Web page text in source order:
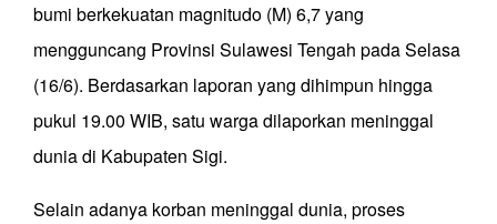
bumi berkekuatan magnitudo (M) 6,7 yang
mengguncang Provinsi Sulawesi Tengah pada Selasa
(16/6). Berdasarkan laporan yang dihimpun hingga
pukul 19.00 WIB, satu warga dilaporkan meninggal
dunia di Kabupaten Sigi.
Selain adanya korban meninggal dunia, proses